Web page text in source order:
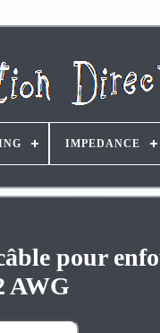
IMPEDANCE
pour
AWG